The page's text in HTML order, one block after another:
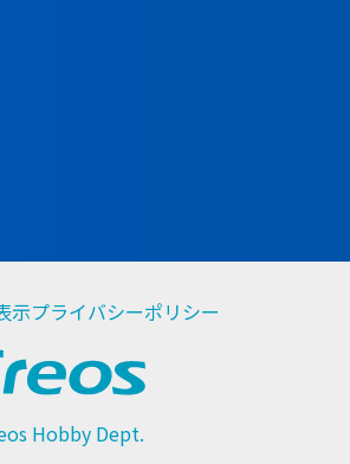
示プライバシーポリシー
Hobby Dept.